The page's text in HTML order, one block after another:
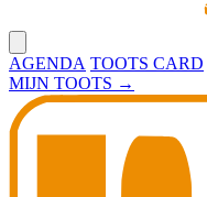
AGENDA TOOTS CARD
MIJN TOOTS →
Toots Jazz Club